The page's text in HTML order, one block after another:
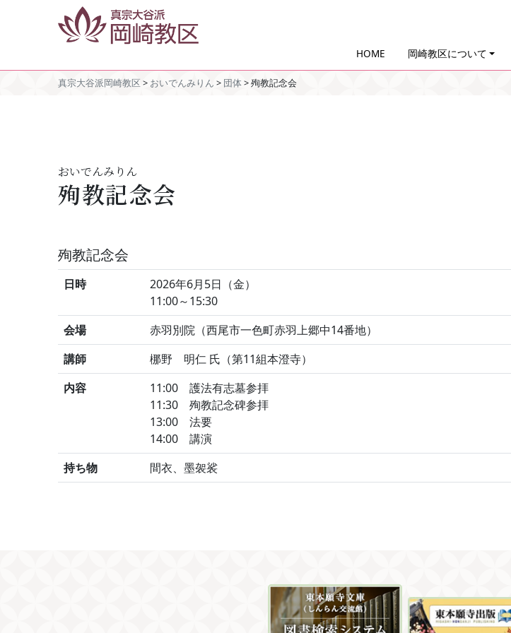
HOME 岡崎教区について
真宗大谷派岡崎教区 > おいでんみりん > 団体>殉教記念会
おいでんみりん
殉教記念会
殉教記念会
日時
2026年6月5日（金）
11:00～15:30
会場
赤羽別院（西尾市一色町赤羽上郷中14番地）
講師
梛野 明仁 氏（第11組本澄寺）
内容
11:00 護法有志墓参拝
11:30 殉教記念碑参拝
13:00 法要
14:00 講演
持ち物
間衣、墨袈裟